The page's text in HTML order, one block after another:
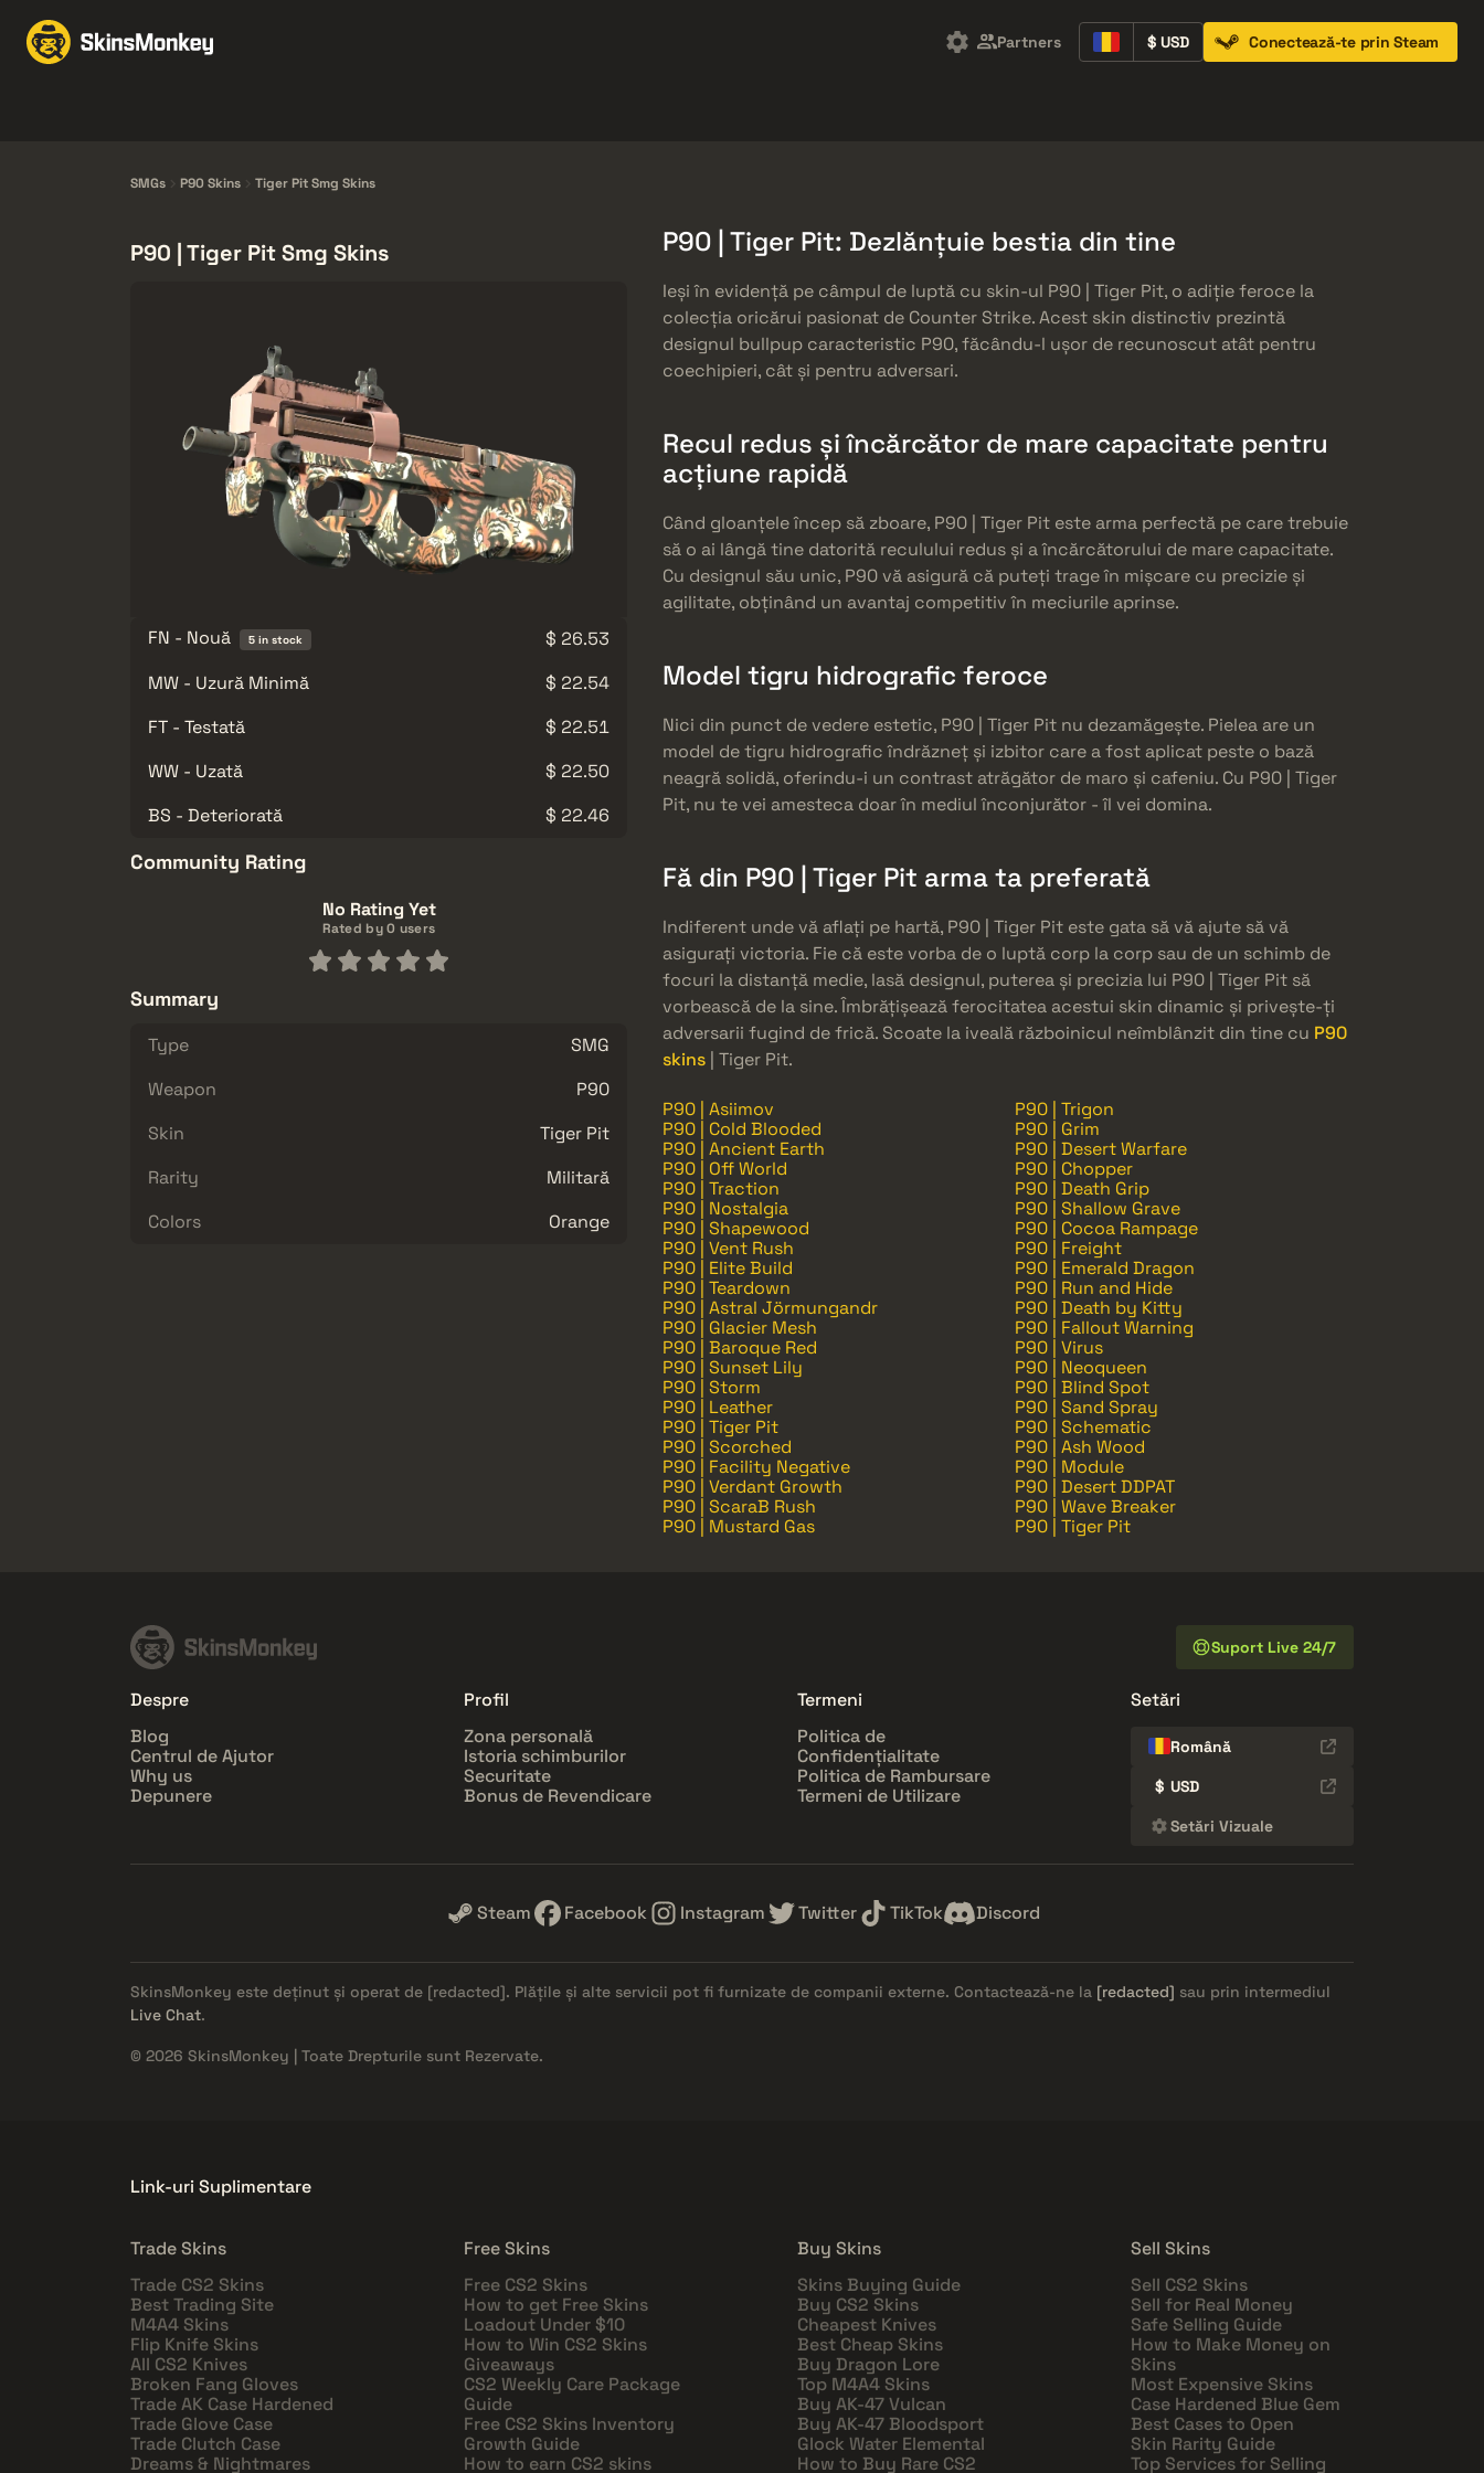
Partners $ USD Conectează-te prin Steam
SMGs P90 Skins Tiger Pit Smg Skins
P90 | Tiger Pit Smg Skins
FN - Nouă 5 in stock
$ 26.53
MW - Uzură Minimă
$ 22.54
FT - Testată
$ 22.51
WW - Uzată
$ 22.50
BS - Deteriorată
$ 22.46
Community Rating
No Rating Yet
Rated by 0 users
Summary
Type
SMG
Weapon
P90
Skin
Tiger Pit
Rarity
Militară
Colors
Orange
P90 | Tiger Pit: Dezlănțuie bestia din tine
Ieși în evidență pe câmpul de luptă cu skin-ul P90 | Tiger Pit, o adiție feroce la
colecția oricărui pasionat de Counter Strike. Acest skin distinctiv prezintă
designul bullpup caracteristic P90, făcându-l ușor de recunoscut atât pentru
coechipieri, cât și pentru adversari.
Recul redus și încărcător de mare capacitate pentru
acțiune rapidă
Când gloanțele încep să zboare, P90 | Tiger Pit este arma perfectă pe care trebuie
să o ai lângă tine datorită reculului redus și a încărcătorului de mare capacitate.
Cu designul său unic, P90 vă asigură că puteți trage în mișcare cu precizie și
agilitate, obținând un avantaj competitiv în meciurile aprinse.
Model tigru hidrografic feroce
Nici din punct de vedere estetic, P90 | Tiger Pit nu dezamăgește. Pielea are un
model de tigru hidrografic îndrăzneț și izbitor care a fost aplicat peste o bază
neagră solidă, oferindu-i un contrast atrăgător de maro și cafeniu. Cu P90 | Tiger
Pit, nu te vei amesteca doar în mediul înconjurător - îl vei domina.
Fă din P90 | Tiger Pit arma ta preferată
Indiferent unde vă aflați pe hartă, P90 | Tiger Pit este gata să vă ajute să vă
asigurați victoria. Fie că este vorba de o luptă corp la corp sau de un schimb de
focuri la distanță medie, lasă designul, puterea și precizia lui P90 | Tiger Pit să
vorbească de la sine. Îmbrățișează ferocitatea acestui skin dinamic și privește-ți
adversarii fugind de frică. Scoate la iveală războinicul neîmblânzit din tine cu P90
skins | Tiger Pit.
P90 | Asiimov
P90 | Trigon
P90 | Cold Blooded
P90 | Grim
P90 | Ancient Earth
P90 | Desert Warfare
P90 | Off World
P90 | Chopper
P90 | Traction
P90 | Death Grip
P90 | Nostalgia
P90 | Shallow Grave
P90 | Shapewood
P90 | Cocoa Rampage
P90 | Vent Rush
P90 | Freight
P90 | Elite Build
P90 | Emerald Dragon
P90 | Teardown
P90 | Run and Hide
P90 | Astral Jörmungandr
P90 | Death by Kitty
P90 | Glacier Mesh
P90 | Fallout Warning
P90 | Baroque Red
P90 | Virus
P90 | Sunset Lily
P90 | Neoqueen
P90 | Storm
P90 | Blind Spot
P90 | Leather
P90 | Sand Spray
P90 | Tiger Pit
P90 | Schematic
P90 | Scorched
P90 | Ash Wood
P90 | Facility Negative
P90 | Module
P90 | Verdant Growth
P90 | Desert DDPAT
P90 | ScaraB Rush
P90 | Wave Breaker
P90 | Mustard Gas
P90 | Tiger Pit
Suport Live 24/7
Despre
Blog
Centrul de Ajutor
Why us
Depunere
Profil
Zona personală
Istoria schimburilor
Securitate
Bonus de Revendicare
Termeni
Politica de
Confidențialitate
Politica de Rambursare
Termeni de Utilizare
Setări
Română
$ USD
Setări Vizuale
Steam Facebook Instagram Twitter TikTok Discord
SkinsMonkey este deținut și operat de [redacted]. Plățile și alte servicii pot fi furnizate de companii externe. Contactează-ne la [redacted] sau prin intermediul
Live Chat.
© 2026 SkinsMonkey | Toate Drepturile sunt Rezervate.
Link-uri Suplimentare
Trade Skins
Trade CS2 Skins
Best Trading Site
M4A4 Skins
Flip Knife Skins
All CS2 Knives
Broken Fang Gloves
Trade AK Case Hardened
Trade Glove Case
Trade Clutch Case
Dreams & Nightmares
Free Skins
Free CS2 Skins
How to get Free Skins
Loadout Under $10
How to Win CS2 Skins
Giveaways
CS2 Weekly Care Package
Guide
Free CS2 Skins Inventory
Growth Guide
How to earn CS2 skins
Buy Skins
Skins Buying Guide
Buy CS2 Skins
Cheapest Knives
Best Cheap Skins
Buy Dragon Lore
Top M4A4 Skins
Buy AK-47 Vulcan
Buy AK-47 Bloodsport
Glock Water Elemental
How to Buy Rare CS2
Sell Skins
Sell CS2 Skins
Sell for Real Money
Safe Selling Guide
How to Make Money on
Skins
Most Expensive Skins
Case Hardened Blue Gem
Best Cases to Open
Skin Rarity Guide
Top Services for Selling